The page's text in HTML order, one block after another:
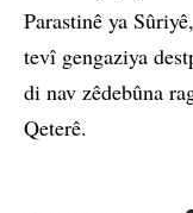
Parastinê ya
tevî gengaziya
di nav zêdebûna
Qeterê.